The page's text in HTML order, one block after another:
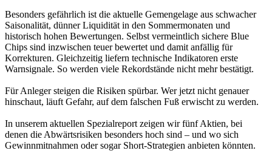
Besonders gefährlich ist die aktuelle Gemengelage aus schwacher
Saisonalität, dünner Liquidität in den Sommermonaten und
historisch hohen Bewertungen. Selbst vermeintlich sichere Blue
Chips sind inzwischen teuer bewertet und damit anfällig für
Korrekturen. Gleichzeitig liefern technische Indikatoren erste
Warnsignale. So werden viele Rekordstände nicht mehr bestätigt.
Für Anleger steigen die Risiken spürbar. Wer jetzt nicht genauer
hinschaut, läuft Gefahr, auf dem falschen Fuß erwischt zu werden.
In unserem aktuellen Spezialreport zeigen wir fünf Aktien, bei
denen die Abwärtsrisiken besonders hoch sind – und wo sich
Gewinnmitnahmen oder sogar Short-Strategien anbieten könnten.